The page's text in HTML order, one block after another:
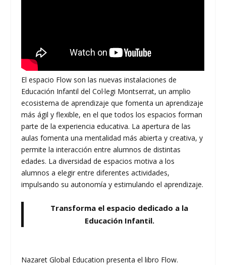
El espacio Flow son las nuevas instalaciones de
Educación Infantil del Col·legi Montserrat, un amplio
ecosistema de aprendizaje que fomenta un aprendizaje
más ágil y flexible, en el que todos los espacios forman
parte de la experiencia educativa. La apertura de las
aulas fomenta una mentalidad más abierta y creativa, y
permite la interacción entre alumnos de distintas
edades. La diversidad de espacios motiva a los
alumnos a elegir entre diferentes actividades,
impulsando su autonomía y estimulando el aprendizaje.
Transforma el espacio dedicado a la
Educación Infantil.
Nazaret Global Education presenta el libro Flow.